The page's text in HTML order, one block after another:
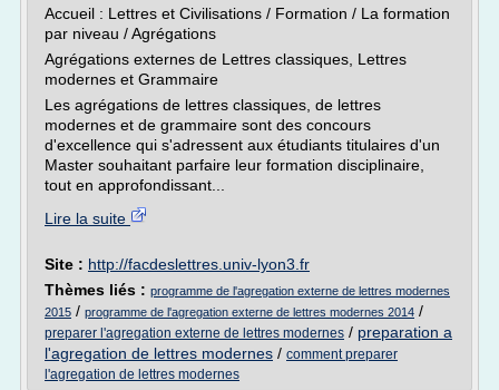
Accueil : Lettres et Civilisations / Formation / La formation
par niveau / Agrégations
Agrégations externes de Lettres classiques, Lettres
modernes et Grammaire
Les agrégations de lettres classiques, de lettres
modernes et de grammaire sont des concours
d'excellence qui s'adressent aux étudiants titulaires d'un
Master souhaitant parfaire leur formation disciplinaire,
tout en approfondissant...
Lire la suite
Site : http://facdeslettres.univ-lyon3.fr
Thèmes liés : programme de l'agregation externe de lettres modernes
2015 / programme de l'agregation externe de lettres modernes 2014 /
preparer l'agregation externe de lettres modernes / preparation a
l'agregation de lettres modernes / comment preparer
l'agregation de lettres modernes